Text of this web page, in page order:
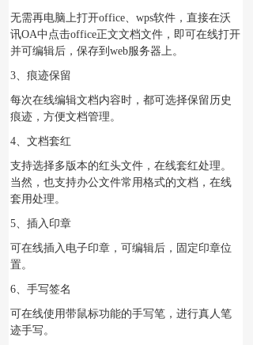
无需再电脑上打开office、wps软件，直接在沃
讯OA中点击office正文文档文件，即可在线打开
并可编辑后，保存到web服务器上。
3、痕迹保留
每次在线编辑文档内容时，都可选择保留历史
痕迹，方便文档管理。
4、文档套红
支持选择多版本的红头文件，在线套红处理。
当然，也支持办公文件常用格式的文档，在线
套用处理。
5、插入印章
可在线插入电子印章，可编辑后，固定印章位
置。
6、手写签名
可在线使用带鼠标功能的手写笔，进行真人笔
迹手写。